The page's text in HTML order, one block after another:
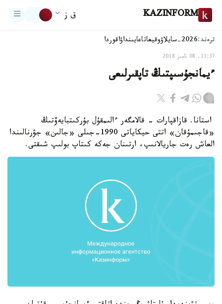
KAZINFORM ق ز
ترەند:2026-سايلاۋ وقيعاتاعايىنداۋاقوردا
11:37, 08 تامىز 2018
ءيمانجۇسىپتىڭ تاپقىرلىعى
استانا. قازاقپارات - قالامگەر ءالىمقۇل بۇركىتبايەۆتىڭ
«قاجىمۇقان» اتتى حيكاياتى 1990-جىلى «جالىن» جۋرنالىندا
العاش رەت جاريالانىپ، ارتىنان جەكە كىتاپ بولىپ شىقتى.